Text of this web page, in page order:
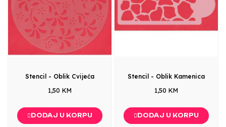
Stencil - Oblik Cvijeća
1,50 KM
DODAJ U KORPU
Stencil - Oblik Kamenica
1,50 KM
DODAJ U KORPU